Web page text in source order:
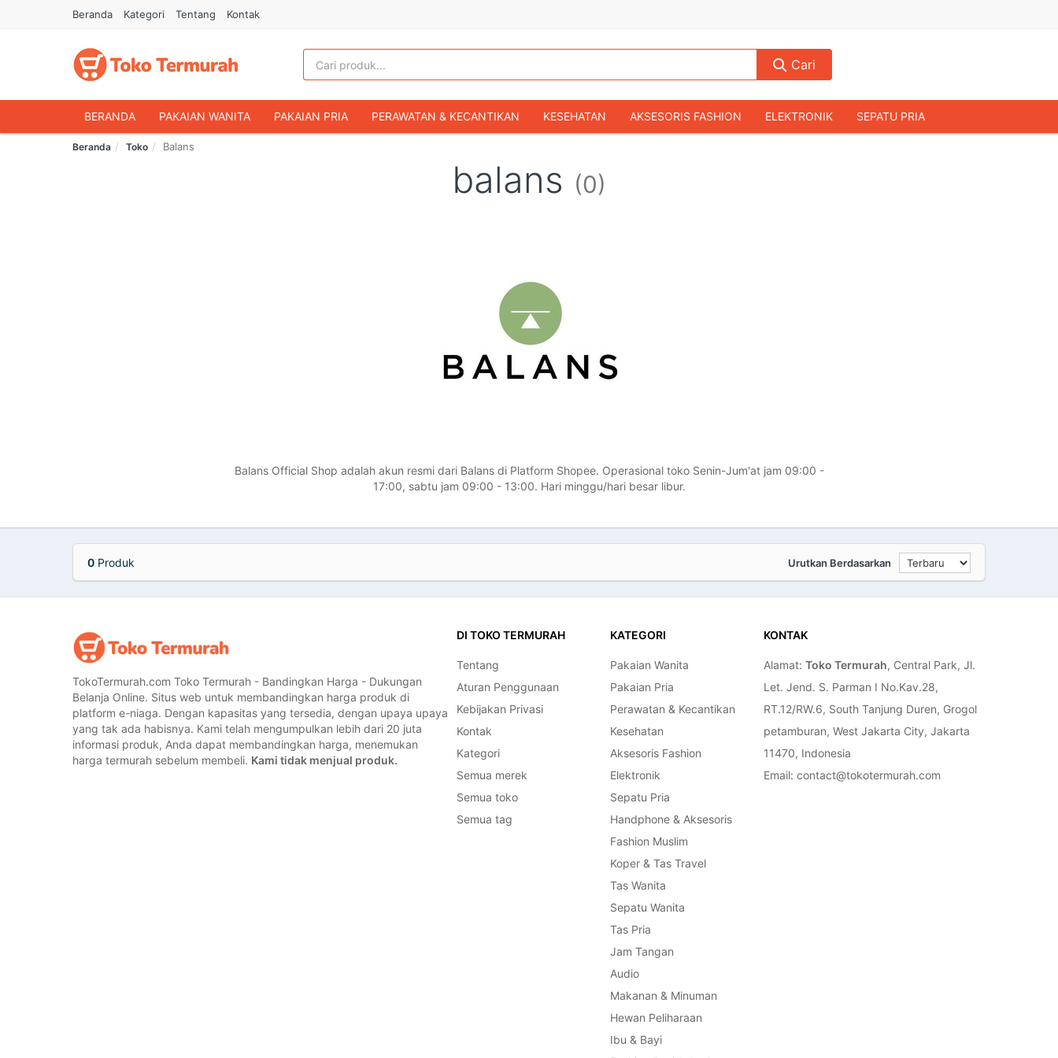
Beranda Kategori Tentang Kontak
Cari
BERANDA PAKAIAN WANITA PAKAIAN PRIA PERAWATAN & KECANTIKAN KESEHATAN AKSESORIS FASHION ELEKTRONIK SEPATU PRIA
HANDPHONE & AKSESORIS
FASHION BAYI & ANAK GAMING & KONSOL
Beranda Toko Balans
balans (0)
Balans Official Shop adalah akun resmi dari Balans di Platform Shopee. Operasional toko Senin-Jum'at jam 09:00 -
17:00, sabtu jam 09:00 - 13:00. Hari minggu/hari besar libur.
0 Produk Urutkan Berdasarkan
TokoTermurah.com Toko Termurah - Bandingkan Harga - Dukungan
Belanja Online. Situs web untuk membandingkan harga produk di
platform e-niaga. Dengan kapasitas yang tersedia, dengan upaya upaya
yang tak ada habisnya. Kami telah mengumpulkan lebih dari 20 juta
informasi produk, Anda dapat membandingkan harga, menemukan
harga termurah sebelum membeli. Kami tidak menjual produk.
DI TOKO TERMURAH
Tentang
Aturan Penggunaan
Kebijakan Privasi
Kontak
Kategori
Semua merek
Semua toko
Semua tag
KATEGORI
Pakaian Wanita
Pakaian Pria
Perawatan & Kecantikan
Kesehatan
Aksesoris Fashion
Elektronik
Sepatu Pria
Handphone & Aksesoris
Fashion Muslim
Koper & Tas Travel
Tas Wanita
Sepatu Wanita
Tas Pria
Jam Tangan
Audio
Makanan & Minuman
Hewan Peliharaan
Ibu & Bayi
KONTAK
Alamat: Toko Termurah, Central Park, Jl.
Let. Jend. S. Parman I No.Kav.28,
RT.12/RW.6, South Tanjung Duren, Grogol
petamburan, West Jakarta City, Jakarta
11470, Indonesia
Email: contact@tokotermurah.com